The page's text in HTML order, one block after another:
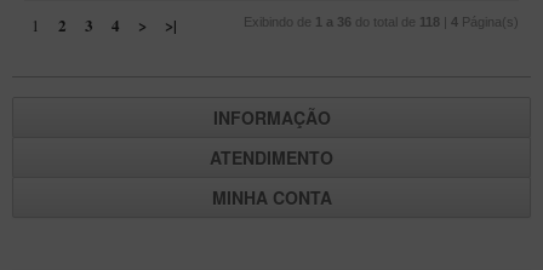
1 2 3 4 > >| Exibindo de 1 a 36 do total de 118 | 4 Página(s)
INFORMAÇÃO
ATENDIMENTO
MINHA CONTA